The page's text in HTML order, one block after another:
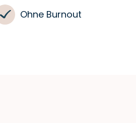
Ohne Burnout